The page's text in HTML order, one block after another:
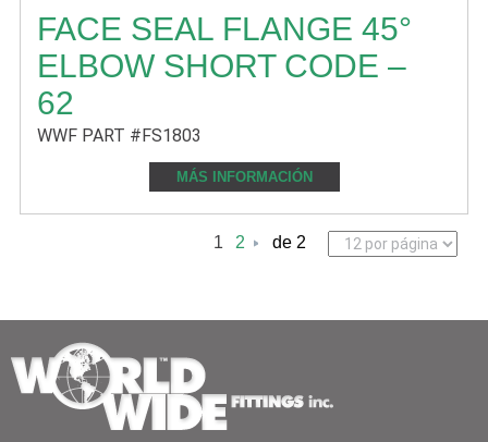
FACE SEAL FLANGE 45°
ELBOW SHORT CODE –
62
WWF PART #FS1803
MÁS INFORMACIÓN
1 2 de 2